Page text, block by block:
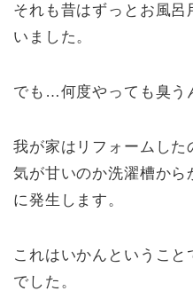
それも昔はずっとお風呂
いました。
でも…何度やっても臭う
我が家はリフォームした
気が甘いのか洗濯槽から
に発生します。
これはいかんということ
でした。